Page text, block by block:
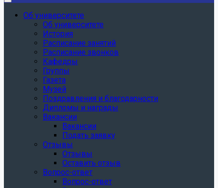
Об университете
Об университете
История
Расписание занятий
Расписание звонков
Кафедры
Группы
Газета
Музей
Поздравления и благодарности
Дипломы и награды
Вакансии
Вакансии
Подать заявку
Отзывы
Отзывы
Оставить отзыв
Вопрос-ответ
Вопрос-ответ